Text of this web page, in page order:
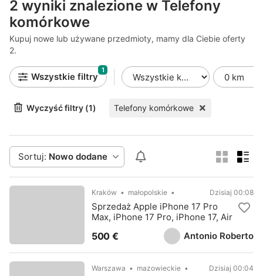
2 wyniki znalezione w Telefony
komórkowe
Kupuj nowe lub używane przedmioty, mamy dla Ciebie oferty
2.
Wszystkie filtry
1
Wyczyść filtry (1) Telefony komórkowe
Sortuj: Nowo dodane
Antonio Roberto
Kraków małopolskie Dzisiaj 00:08
Sprzedaż Apple iPhone 17 Pro
Max, iPhone 17 Pro, iPhone 17, Air
500 €
Warszawa mazowieckie Dzisiaj 00:04